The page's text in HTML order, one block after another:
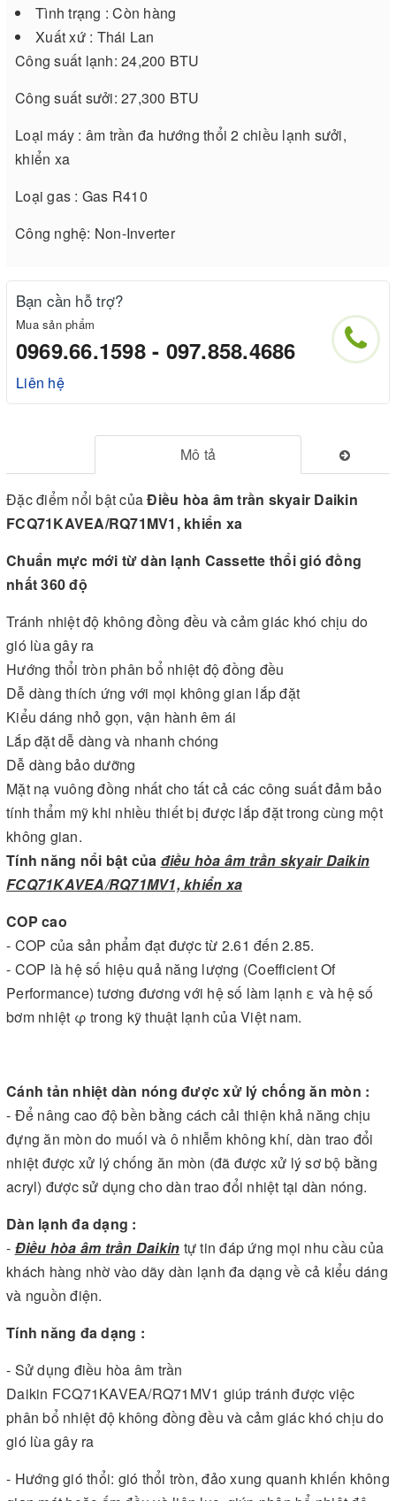
Tình trạng : Còn hàng
Xuất xứ : Thái Lan
Công suất lạnh: 24,200 BTU
Công suất sưởi: 27,300 BTU
Loại máy : âm trần đa hướng thổi 2 chiều lạnh sưởi,
khiển xa
Loại gas : Gas R410
Công nghệ: Non-Inverter
Bạn cần hỗ trợ?
Mua sản phẩm
0969.66.1598 - 097.858.4686
Liên hệ
Mô tả
Đặc điểm nổi bật củaĐiều hòa âm trần skyair Daikin
FCQ71KAVEA/RQ71MV1, khiển xa
Chuẩn mực mới từ dàn lạnh Cassette thổi gió đồng
nhất 360 độ
Tránh nhiệt độ không đồng đều và cảm giác khó chịu do
gió lùa gây ra
Hướng thổi tròn phân bổ nhiệt độ đồng đều
Dễ dàng thích ứng với mọi không gian lắp đặt
Kiểu dáng nhỏ gọn, vận hành êm ái
Lắp đặt dễ dàng và nhanh chóng
Dễ dàng bảo dưỡng
Mặt nạ vuông đồng nhất cho tất cả các công suất đảm bảo
tính thẩm mỹ khi nhiều thiết bị được lắp đặt trong cùng một
không gian.
Tính năng nổi bật của điều hòa âm trần skyair Daikin
FCQ71KAVEA/RQ71MV1, khiển xa
COP cao
- COP của sản phẩm đạt được từ 2.61 đến 2.85.
- COP là hệ số hiệu quả năng lượng (Coefficient Of
Performance) tương đương với hệ số làm lạnh ε và hệ số
bơm nhiệt φ trong kỹ thuật lạnh của Việt nam.
Cánh tản nhiệt dàn nóng được xử lý chống ăn mòn :
- Để nâng cao độ bền bằng cách cải thiện khả năng chịu
đựng ăn mòn do muối và ô nhiễm không khí, dàn trao đổi
nhiệt được xử lý chống ăn mòn (đã được xử lý sơ bộ bằng
acryl) được sử dụng cho dàn trao đổi nhiệt tại dàn nóng.
Dàn lạnh đa dạng :
- Điều hòa âm trần Daikin tự tin đáp ứng mọi nhu cầu của
khách hàng nhờ vào dãy dàn lạnh đa dạng về cả kiểu dáng
và nguồn điện.
Tính năng đa dạng :
- Sử dụng điều hòa âm trần
Daikin FCQ71KAVEA/RQ71MV1 giúp tránh được việc
phân bổ nhiệt độ không đồng đều và cảm giác khó chịu do
gió lùa gây ra
- Hướng gió thổi: gió thổi tròn, đảo xung quanh khiến không